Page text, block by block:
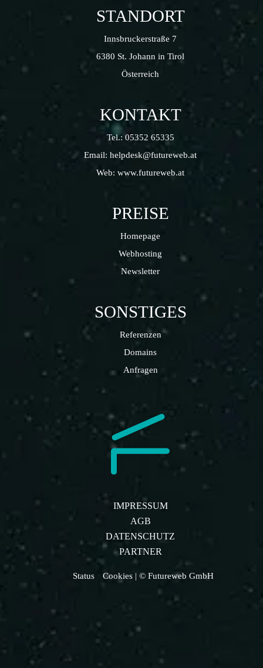
STANDORT
Innsbruckerstraße 7
6380 St. Johann in Tirol
Österreich
KONTAKT
Tel.: 05352 65335
Email: helpdesk@futureweb.at
Web: www.futureweb.at
PREISE
Homepage
Webhosting
Newsletter
SONSTIGES
Referenzen
Domains
Anfragen
IMPRESSUM
AGB
DATENSCHUTZ
PARTNER
Status Cookies | © Futureweb GmbH